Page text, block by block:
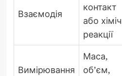
Взаємодія
контакт
або
реакції
Вимірювання
Маса,
об’єм,